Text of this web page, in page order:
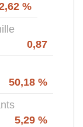
%
0,87
50,18 %
5,29 %